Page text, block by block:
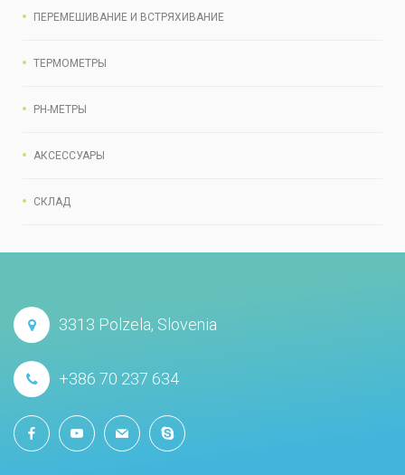
ПЕРЕМЕШИВАНИЕ И ВСТРЯХИВАНИЕ
ТЕРМОМЕТРЫ
PH-МЕТРЫ
АКСЕССУАРЫ
СКЛАД
3313 Polzela, Slovenia
+386 70 237 634